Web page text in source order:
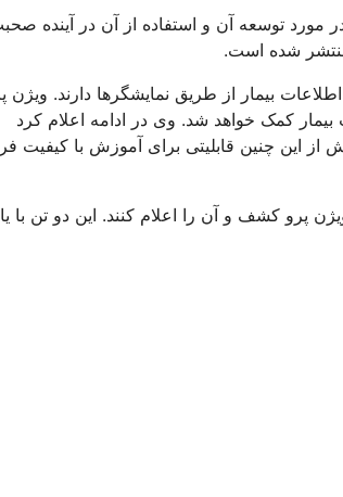
توسعه آن و استفاده از آن در آینده
شده است.
بیمار از طریق نمایشگرها دارند. ویژن
بیمار کمک خواهد شد. وی در ادامه اعلام کرد
از این چنین قابلیتی برای آموزش با کیفیت
پرو کشف و آن را اعلام کنند. این دو تن با